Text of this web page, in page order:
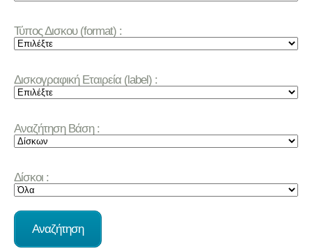
Τύπος Δισκου (format) :
Δισκογραφική Εταιρεία (label) :
Αναζήτηση Βάση :
Δίσκοι :